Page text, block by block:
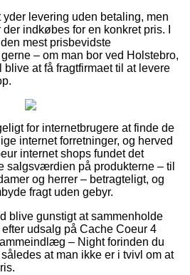
levering uden betaling, men
indkøbes for en konkret pris. I
mest prisbevidste
– om man bor ved Holstebro,
at få fragtfirmaet til at levere
for internetbrugere at finde de
internet forretninger, og herved
internet shops fundet det
salgsværdien på produkterne – til
og herrer – betragteligt, og
fragt uden gebyr.
blive gunstigt at sammenholde
udsalg på Cache Coeur 4
– Night forinden du
at man ikke er i tvivl om at